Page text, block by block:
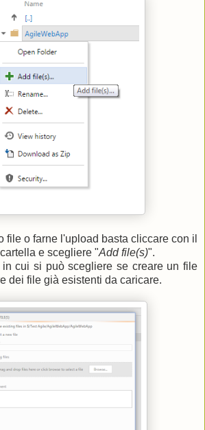
file o farne l'upload basta cliccare con il
e scegliere "Add file(s)".
cui si può scegliere se creare un file
dei file già esistenti da caricare.